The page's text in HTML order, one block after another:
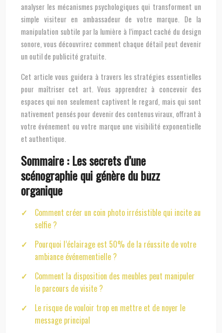
analyser les mécanismes psychologiques qui transforment un
simple visiteur en ambassadeur de votre marque. De la
manipulation subtile par la lumière à l’impact caché du design
sonore, vous découvrirez comment chaque détail peut devenir
un outil de publicité gratuite.
Cet article vous guidera à travers les stratégies essentielles
pour maîtriser cet art. Vous apprendrez à concevoir des
espaces qui non seulement captivent le regard, mais qui sont
nativement pensés pour devenir des contenus viraux, offrant à
votre événement ou votre marque une visibilité exponentielle
et authentique.
Sommaire : Les secrets d’une
scénographie qui génère du buzz
organique
Comment créer un coin photo irrésistible qui incite au
selfie ?
Pourquoi l’éclairage est 50% de la réussite de votre
ambiance événementielle ?
Comment la disposition des meubles peut manipuler
le parcours de visite ?
Le risque de vouloir trop en mettre et de noyer le
message principal